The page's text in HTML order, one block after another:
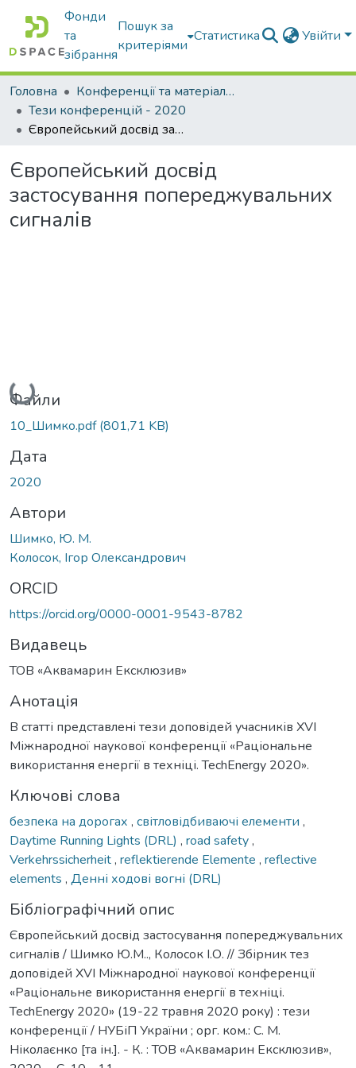
Фонди
та
зібрання
Пошук за
критеріями
Статистика Увійти
Головна
Конференції та матеріали конференцій
Тези конференцій - 2020
Європейський досвід застосування попереджувальних сигналів
Європейський досвід
застосування попереджувальних
сигналів
Вантажиться...
Файли
10_Шимко.pdf(801,71 KB)
Дата
2020
Автори
Шимко, Ю. М.
Колосок, Ігор Олександрович
ORCID
https://orcid.org/0000-0001-9543-8782
Видавець
ТОВ «Аквамарин Ексклюзив»
Анотація
В статті представлені тези доповідей учасників XVІ
Міжнародної наукової конференції «Раціональне
використання енергії в техніці. TechEnergy 2020».
Ключові слова
безпека на дорогах , світловідбиваючі елементи ,
Daytime Running Lights (DRL) , road safety,
Verkehrssicherheit, reflektierende Elemente , reflective
elements , Денні ходові вогні (DRL)
Бібліографічний опис
Європейський досвід застосування попереджувальних
сигналів / Шимко Ю.М.., Колосок І.О. // Збірник тез
доповідей XVІ Міжнародної наукової конференції
«Раціональне використання енергії в техніці.
TechEnergy 2020» (19-22 травня 2020 року) : тези
конференції / НУБіП України ; орг. ком.: С. М.
Ніколаєнко [та ін.]. - К. : ТОВ «Аквамарин Ексклюзив»,